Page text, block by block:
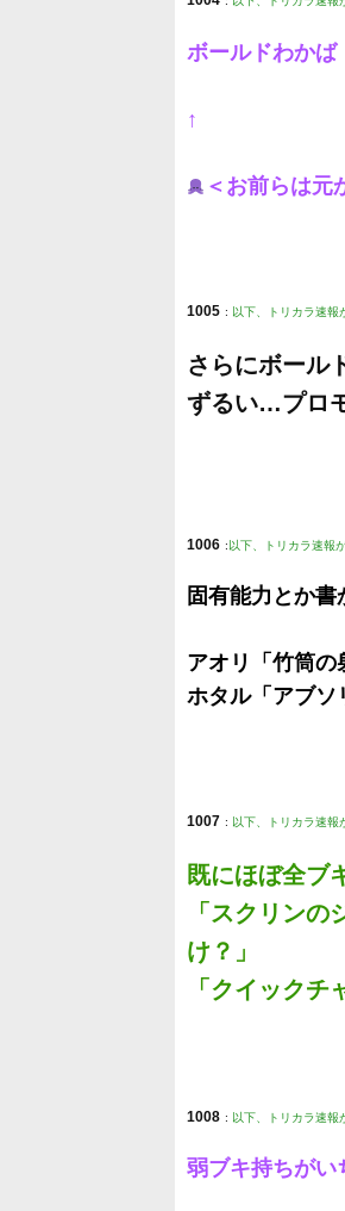
ボールドわかば
↑
＜お前らは元
1005 : 以下、トリカラ速報
さらにボール
ずるい…プロ
1006 : 以下、トリカラ速報
固有能力とか
アオリ「竹筒の
ホタル「アブソ
1007 : 以下、トリカラ速報
既にほぼ全ブ
「スクリン
け？」
「クイック
1008 : 以下、トリカラ速報
弱ブキ持ちがい